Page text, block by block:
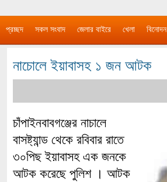
প্রচ্ছদ সকল সংবাদ জেলার বাইরে খেলা বিনোদন
নাচোলে ইয়াবাসহ ১ জন আটক
চাঁপাইনবাবগঞ্জের নাচালে
বাসষ্ট্যান্ড থেকে রবিবার রাতে
৩০পিছ ইয়াবাসহ এক জনকে
আটক করেছে পুলিশ । আটক